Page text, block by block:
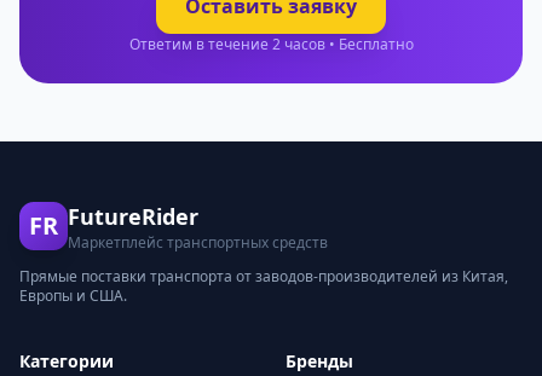
Оставить заявку
Ответим в течение 2 часов • Бесплатно
FR FutureRider
Маркетплейс транспортных средств
Прямые поставки транспорта от заводов-производителей из Китая,
Европы и США.
Категории Бренды